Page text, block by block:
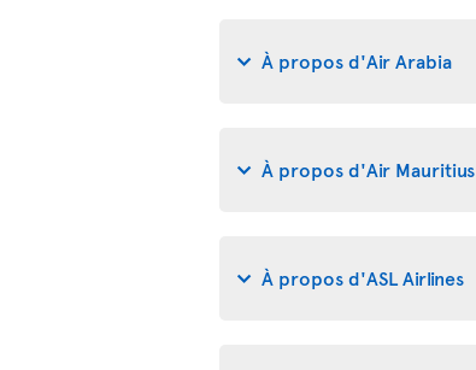
À propos d'Air Arabia
À propos d'Air Mauritius
À propos d'ASL Airlines